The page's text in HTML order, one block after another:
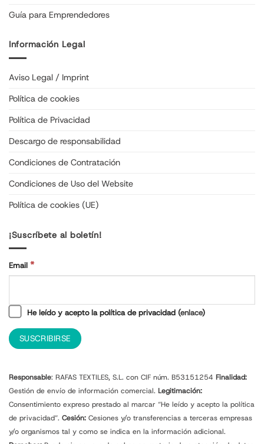
Guía para Emprendedores
Información Legal
Aviso Legal / Imprint
Política de cookies
Política de Privacidad
Descargo de responsabilidad
Condiciones de Contratación
Condiciones de Uso del Website
Política de cookies (UE)
¡Suscríbete al boletín!
Email *
He leído y acepto la política de privacidad (enlace)
Responsable: RAFAS TEXTILES, S.L. con CIF núm. B53151254 Finalidad:
Gestión de envío de información comercial. Legitimación:
Consentimiento expreso prestado al marcar “He leído y acepto la política
de privacidad”. Cesión: Cesiones y/o transferencias a terceras empresas
y/o organismos tal y como se indica en la información adicional.